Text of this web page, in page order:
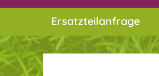
Ersatzteilanfrage